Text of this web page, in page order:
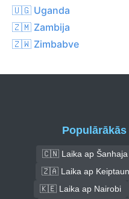
🇺🇬 Uganda
🇿🇲 Zambija
🇿🇼 Zimbabve
🇨🇳 Laika ap Šanhaja
🇿🇦 Laika ap
🇰🇪 Laika ap Nairobi